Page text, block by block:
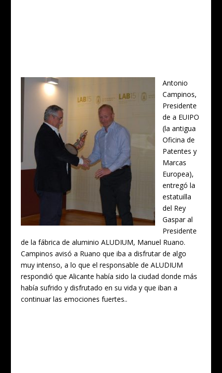
Antonio
Campinos,
Presidente
de a EUIPO
(la antigua
Oficina de
Patentes y
Marcas
Europea),
entregó la
estatuilla
del Rey
Gaspar al
Presidente
de la fábrica de aluminio ALUDIUM, Manuel Ruano.
Campinos avisó a Ruano que iba a disfrutar de algo
muy intenso, a lo que el responsable de ALUDIUM
respondió que Alicante había sido la ciudad donde más
había sufrido y disfrutado en su vida y que iban a
continuar las emociones fuertes..